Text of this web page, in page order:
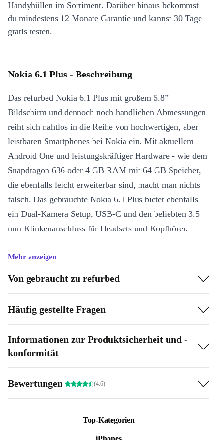
Handyhüllen im Sortiment. Darüber hinaus bekommst
du mindestens 12 Monate Garantie und kannst 30 Tage
gratis testen.
Nokia 6.1 Plus - Beschreibung
Das refurbed Nokia 6.1 Plus mit großem 5.8”
Bildschirm und dennoch noch handlichen Abmessungen
reiht sich nahtlos in die Reihe von hochwertigen, aber
leistbaren Smartphones bei Nokia ein. Mit aktuellem
Android One und leistungskräftiger Hardware - wie dem
Snapdragon 636 oder 4 GB RAM mit 64 GB Speicher,
die ebenfalls leicht erweiterbar sind, macht man nichts
falsch. Das gebrauchte Nokia 6.1 Plus bietet ebenfalls
ein Dual-Kamera Setup, USB-C und den beliebten 3.5
mm Klinkenanschluss für Headsets und Kopfhörer.
Mehr anzeigen
Von gebraucht zu refurbed
Häufig gestellte Fragen
Informationen zur Produktsicherheit und -
konformität
Bewertungen (4.6)
Top-Kategorien
iPhones